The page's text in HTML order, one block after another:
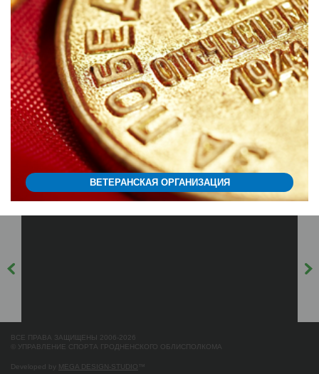
ВЕТЕРАНСКАЯ ОРГАНИЗАЦИЯ
ВСЕ ПРАВА ЗАЩИЩЕНЫ 2006-2026
© УПРАВЛЕНИЕ СПОРТА ГРОДНЕНСКОГО ОБЛИСПОЛКОМА
Developed by MEGA DESIGN-STUDIO ™